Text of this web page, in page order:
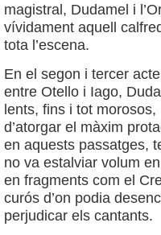
magistral, Dudamel i
vívidament aquell
tota l’escena.
En el segon i tercer
entre Otello i Iago,
lents, fins i tot
d’atorgar el màxim
en aquests passatges,
no va estalviar volum
en fragments com el
curós d’on podia
perjudicar els cantants.